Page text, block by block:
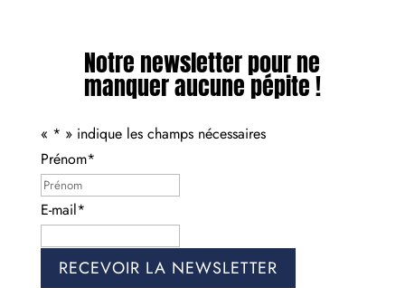
Notre newsletter pour ne
manquer aucune pépite !
« * » indique les champs nécessaires
Prénom*
E-mail*